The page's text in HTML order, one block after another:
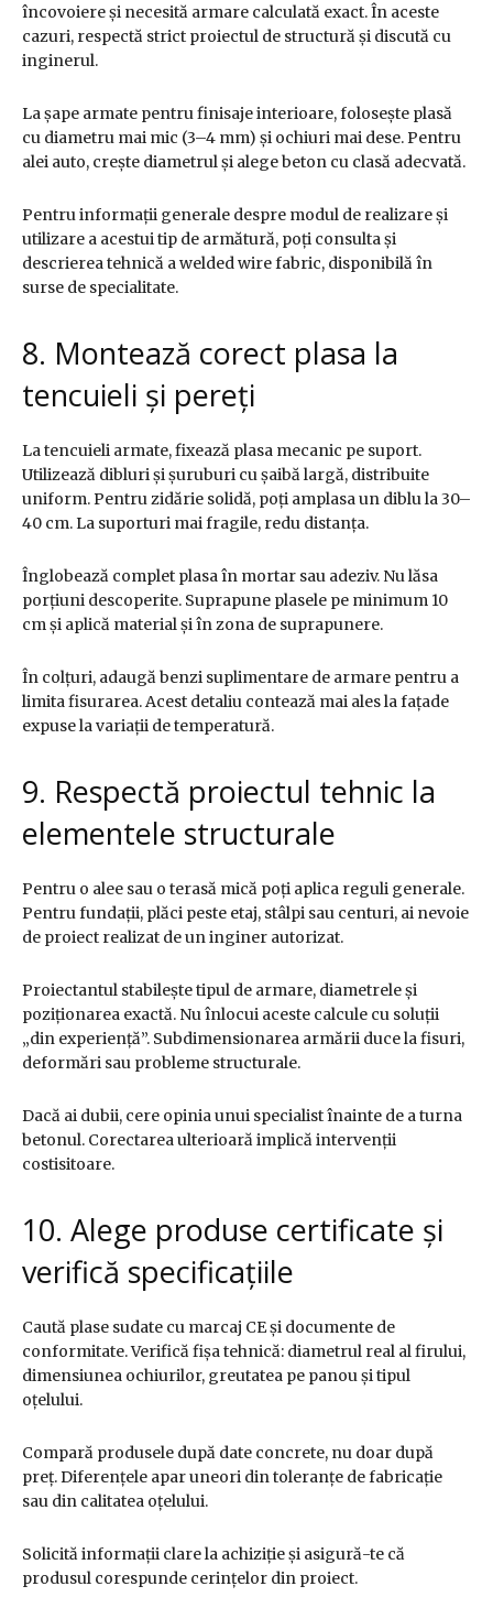
încovoiere și necesită armare calculată exact. În aceste
cazuri, respectă strict proiectul de structură și discută cu
inginerul.
La șape armate pentru finisaje interioare, folosește plasă
cu diametru mai mic (3–4 mm) și ochiuri mai dese. Pentru
alei auto, crește diametrul și alege beton cu clasă adecvată.
Pentru informații generale despre modul de realizare și
utilizare a acestui tip de armătură, poți consulta și
descrierea tehnică a welded wire fabric, disponibilă în
surse de specialitate.
8. Montează corect plasa la
tencuieli și pereți
La tencuieli armate, fixează plasa mecanic pe suport.
Utilizează dibluri și șuruburi cu șaibă largă, distribuite
uniform. Pentru zidărie solidă, poți amplasa un diblu la 30–
40 cm. La suporturi mai fragile, redu distanța.
Înglobează complet plasa în mortar sau adeziv. Nu lăsa
porțiuni descoperite. Suprapune plasele pe minimum 10
cm și aplică material și în zona de suprapunere.
În colțuri, adaugă benzi suplimentare de armare pentru a
limita fisurarea. Acest detaliu contează mai ales la fațade
expuse la variații de temperatură.
9. Respectă proiectul tehnic la
elementele structurale
Pentru o alee sau o terasă mică poți aplica reguli generale.
Pentru fundații, plăci peste etaj, stâlpi sau centuri, ai nevoie
de proiect realizat de un inginer autorizat.
Proiectantul stabilește tipul de armare, diametrele și
poziționarea exactă. Nu înlocui aceste calcule cu soluții
„din experiență”. Subdimensionarea armării duce la fisuri,
deformări sau probleme structurale.
Dacă ai dubii, cere opinia unui specialist înainte de a turna
betonul. Corectarea ulterioară implică intervenții
costisitoare.
10. Alege produse certificate și
verifică specificațiile
Caută plase sudate cu marcaj CE și documente de
conformitate. Verifică fișa tehnică: diametrul real al firului,
dimensiunea ochiurilor, greutatea pe panou și tipul
oțelului.
Compară produsele după date concrete, nu doar după
preț. Diferențele apar uneori din toleranțe de fabricație
sau din calitatea oțelului.
Solicită informații clare la achiziție și asigură-te că
produsul corespunde cerințelor din proiect.